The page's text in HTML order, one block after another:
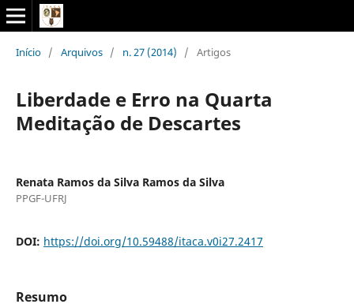
Início / Arquivos / n. 27 (2014) / Artigos
Liberdade e Erro na Quarta
Meditação de Descartes
Renata Ramos da Silva Ramos da Silva
PPGF-UFRJ
DOI: https://doi.org/10.59488/itaca.v0i27.2417
Resumo